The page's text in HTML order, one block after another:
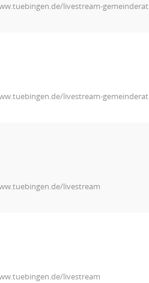
livestream-gemeinderat
livestream-gemeinderat
livestream
livestream